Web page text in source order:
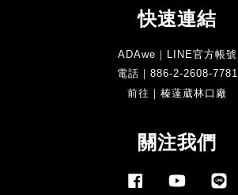
快速連結
ADAwe｜LINE官方帳號
電話｜886-2-2608-7781
前往｜榛薘葳林口廠
關注我們
Facebook YouTube